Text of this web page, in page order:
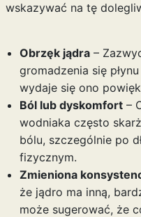
wskazywać na tę
Obrzęk jądra–
gromadzenia się
wydaje się ono
Ból lub dyskomfort–
wodniaka często
bólu, szczególnie po
fizycznym.
Zmieniona
że jądro ma inną,
może sugerować, że